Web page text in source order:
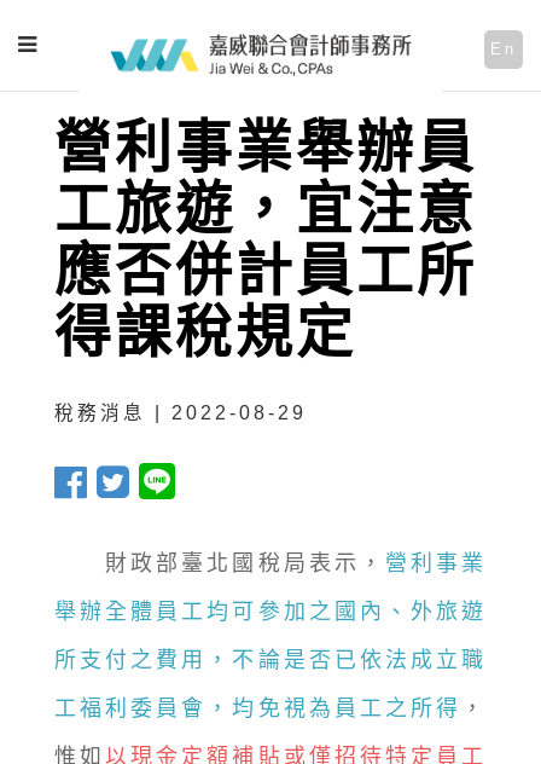
En
營利事業舉辦員
工旅遊，宜注意
應否併計員工所
得課稅規定
稅務消息 | 2022-08-29
財政部臺北國稅局表示， 營利事業
舉辦全體員工均可參加之國內、外旅遊
所支付之費用，不論是否已依法成立職
工福利委員會，均免視為員工之所得 ，
惟如 以現金定額補貼或僅招待特定員工